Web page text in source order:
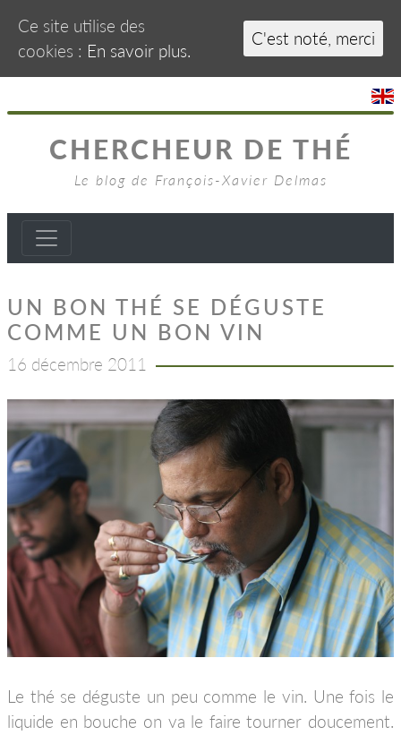
CHERCHEUR DE THÉ
Le blog de François-Xavier Delmas
UN BON THÉ SE DÉGUSTE
COMME UN BON VIN
16 décembre 2011
Le thé se déguste un peu comme le vin. Une fois le
liquide en bouche on va le faire tourner doucement.
Ce site utilise des
cookies : En savoir plus.
C'est noté, merci